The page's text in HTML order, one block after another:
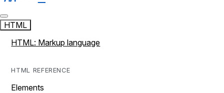
HTML
HTML: Markup language
HTML REFERENCE
Elements